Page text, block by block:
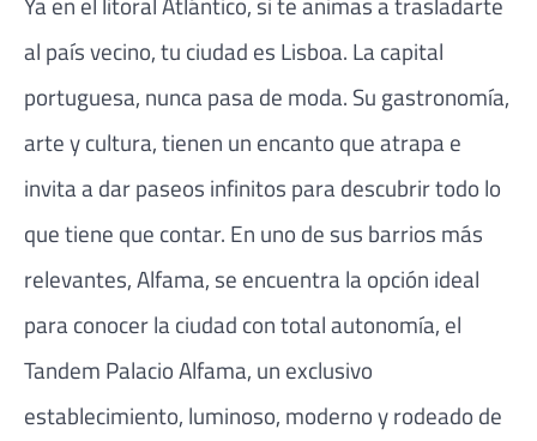
al país vecino, tu ciudad es Lisboa. La capital
portuguesa, nunca pasa de moda. Su gastronomía,
arte y cultura, tienen un encanto que atrapa e
invita a dar paseos infinitos para descubrir todo lo
que tiene que contar. En uno de sus barrios más
relevantes, Alfama, se encuentra la opción ideal
para conocer la ciudad con total autonomía, el
Tandem Palacio Alfama, un exclusivo
establecimiento, luminoso, moderno y rodeado de